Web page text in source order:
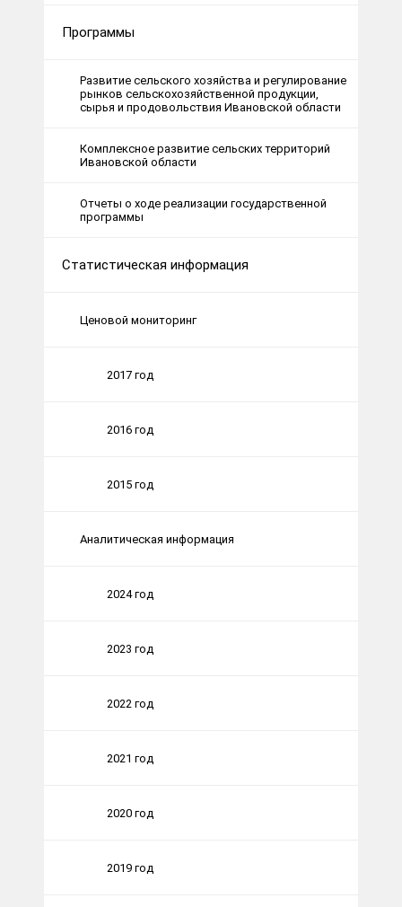
Программы
Развитие сельского хозяйства и регулирование
рынков сельскохозяйственной продукции,
сырья и продовольствия Ивановской области
Комплексное развитие сельских территорий
Ивановской области
Отчеты о ходе реализации государственной
программы
Статистическая информация
Ценовой мониторинг
2017 год
2016 год
2015 год
Аналитическая информация
2024 год
2023 год
2022 год
2021 год
2020 год
2019 год